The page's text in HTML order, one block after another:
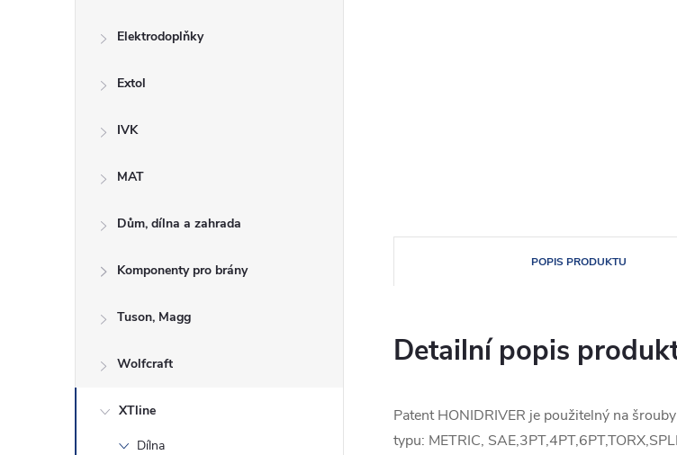
Elektrodoplňky
Extol
IVK
MAT
Dům, dílna a zahrada
Komponenty pro brány
Tuson, Magg
Wolfcraft
XTline
Dílna
POPIS PRODUKTU
Detailní popis
Patent HONIDRIVER je použitelný na
typu: METRIC,